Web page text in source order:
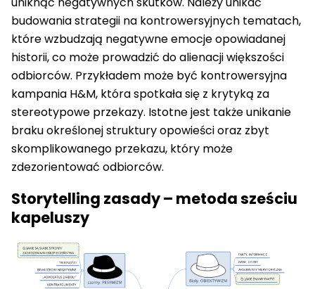
budowania strategii na kontrowersyjnych tematach,
które wzbudzają negatywne emocje opowiadanej
historii, co może prowadzić do alienacji większości
odbiorców. Przykładem może być kontrowersyjna
kampania H&M, która spotkała się z krytyką za
stereotypowe przekazy. Istotne jest także unikanie
braku określonej struktury opowieści oraz zbyt
skomplikowanego przekazu, który może
zdezorientować odbiorców.
Storytelling zasady – metoda sześciu
kapeluszy